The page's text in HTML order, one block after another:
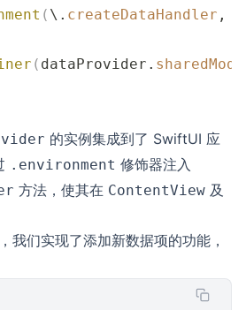
( \. createDataHandler ,
( dataProvider.
的实例集成到了 SwiftUI 应
.environment 修饰器注入
方法，使其在 ContentView 及
我们实现了添加新数据项的功能，